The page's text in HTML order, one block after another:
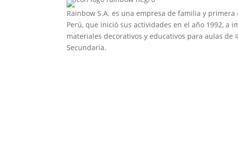
Rainbow S.A. es una empresa de familia y primera
Perú, que inició sus actividades en el año 1992, a
materiales decorativos y educativos para aulas de
Secundaria.